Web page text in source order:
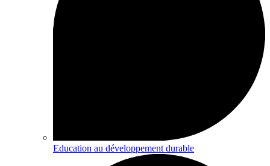
Education au développement durable